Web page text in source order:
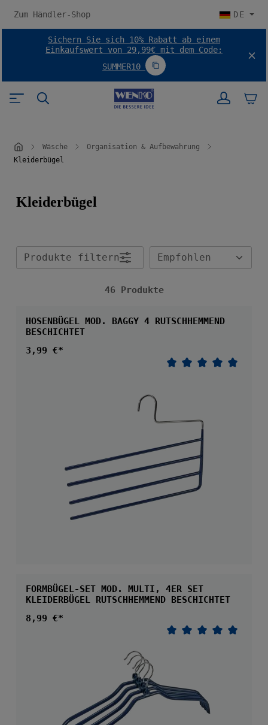
springen
Zum Händler-Shop DE
Sichern Sie sich 10% Rabatt ab einem
Einkaufswert von 29,99€ mit dem Code:
SUMMER10
Code SUMMER10 kopieren
Wäsche
Organisation & Aufbewahrung
Kleiderbügel
Kleiderbügel
Produkte filtern
46 Produkte
HOSENBÜGEL MOD. BAGGY 4 RUTSCHHEMMEND
BESCHICHTET
Regulärer Preis:
3,99 €*
FORMBÜGEL-SET MOD. MULTI, 4ER SET
KLEIDERBÜGEL RUTSCHHEMMEND BESCHICHTET
Regulärer Preis:
8,99 €*